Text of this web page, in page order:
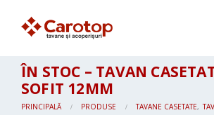
ÎN STOC – TAVAN
SOFIT 12MM
PRINCIPALĂ PRODUSE TAVANE CASETATE,